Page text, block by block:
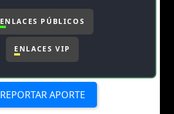
ENLACES PÚBLICOS
ENLACES VIP
REPORTAR APORTE